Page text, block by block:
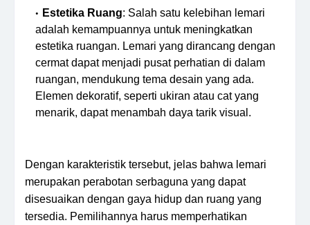
Estetika Ruang: Salah satu kelebihan lemari
adalah kemampuannya untuk meningkatkan
estetika ruangan. Lemari yang dirancang dengan
cermat dapat menjadi pusat perhatian di dalam
ruangan, mendukung tema desain yang ada.
Elemen dekoratif, seperti ukiran atau cat yang
menarik, dapat menambah daya tarik visual.
Dengan karakteristik tersebut, jelas bahwa lemari
merupakan perabotan serbaguna yang dapat
disesuaikan dengan gaya hidup dan ruang yang
tersedia. Pemilihannya harus memperhatikan